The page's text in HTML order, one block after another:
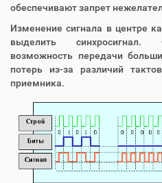
обеспечивают запрет
Изменение сигнала в центре
выделить синхросигнал.
возможность передачи
потерь из-за различий
приемника.